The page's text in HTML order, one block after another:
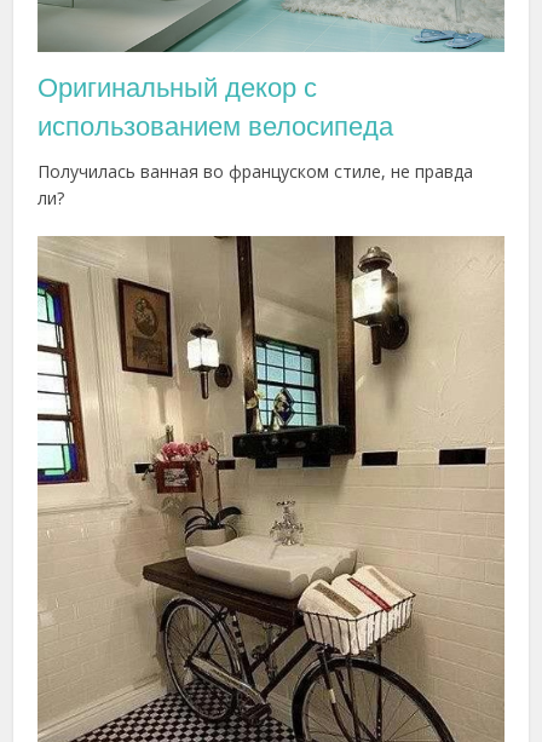
Оригинальный декор с
использованием велосипеда
Получилась ванная во француском стиле, не правда
ли?